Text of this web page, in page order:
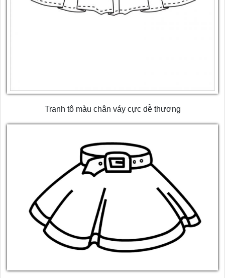
Tranh tô màu chân váy cực dễ thương